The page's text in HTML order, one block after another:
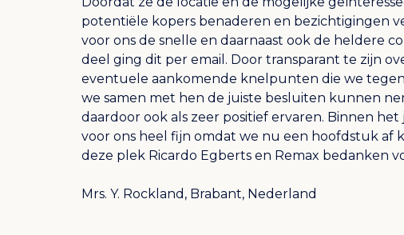
potentiële kopers benaderen en bezichtigingen
voor ons de snelle en daarnaast ook de heldere
deel ging dit per email. Door transparant te zijn
eventuele aankomende knelpunten die we
we samen met hen de juiste besluiten kunnen
daardoor ook als zeer positief ervaren. Binnen het
voor ons heel fijn omdat we nu een hoofdstuk af
deze plek Ricardo Egberts en Remax bedanken
Mrs. Y. Rockland, Brabant, Nederland